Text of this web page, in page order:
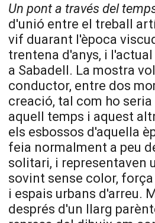
Un pont a través del
d'unió entre el treball
vif duarant l'època
trentena d'anys, i
a Sabadell. La mostra
conductor, entre dos
creació, tal com ho
aquell temps i aquest
els esbossos d'aquella
feia normalment a peu
solitari, i representaven
sovint sense color,
i espais urbans d'arreu.
després d'un llarg